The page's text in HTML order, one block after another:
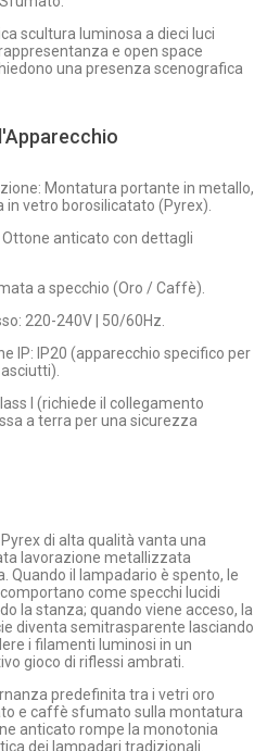
scultura luminosa a dieci luci
e open space
una presenza scenografica
Montatura portante in metallo,
in vetro borosilicatato (Pyrex).
anticato con dettagli
a specchio (Oro / Caffè).
220-240V | 50/60Hz.
IP: IP20 (apparecchio specifico per
I (richiede il collegamento
a terra per una sicurezza
Pyrex di alta qualità vanta una
lavorazione metallizzata
Quando il lampadario è spento, le
come specchi lucidi
la stanza; quando viene acceso, la
diventa semitrasparente lasciando
i filamenti luminosi in un
gioco di riflessi ambrati.
predefinita tra i vetri oro
e caffè sfumato sulla montatura
anticato rompe la monotonia
dei lampadari tradizionali.